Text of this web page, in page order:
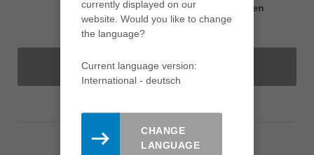
73447 Oberkochen
Deutschland
MEHR ERFAHREN
currently displayed on our
website. Would you like to change
the language?
Current language version:
International - deutsch
CHANGE
LANGUAGE